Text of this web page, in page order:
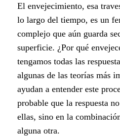
o
r
q
u
é
e
El envejecimiento, esa
lo largo del tiempo, es un
complejo que aún guarda
superficie. ¿Por qué
tengamos todas las
algunas de las teorías más
ayudan a entender este
probable que la respuesta
ellas, sino en la
alguna otra.